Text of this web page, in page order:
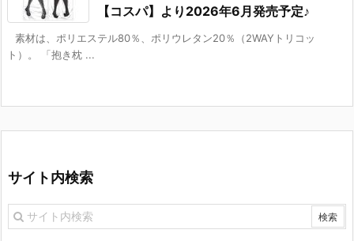
【コスパ】より2026年6月発売予定♪
素材は、ポリエステル80％、ポリウレタン20％（2WAYトリコッ
ト）。 「抱き枕 ...
サイト内検索